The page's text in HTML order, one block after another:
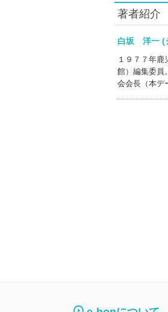
著者紹介
白坂 洋一
１９７７年
館）編集委員
会会長（本デ